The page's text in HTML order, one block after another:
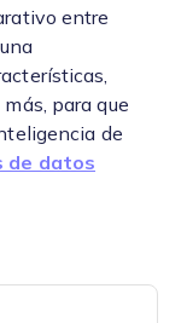
entre
para que
de
de datos